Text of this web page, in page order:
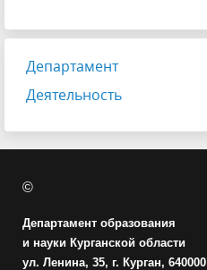
Департамент
Деятельность
©
Департамент образования
и науки Курганской области
ул. Ленина, 35, г. Курган, 640000